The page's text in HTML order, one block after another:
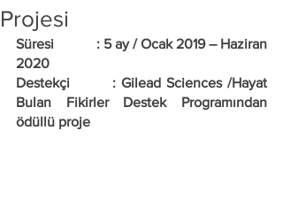
Projesi
Süresi            : 5 ay / Ocak 2019 – Haziran
2020
Destekçi        : Gilead Sciences /Hayat
Bulan Fikirler Destek Programından
ödüllü proje